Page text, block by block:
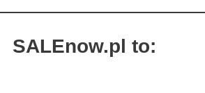
SALEnow.pl to: